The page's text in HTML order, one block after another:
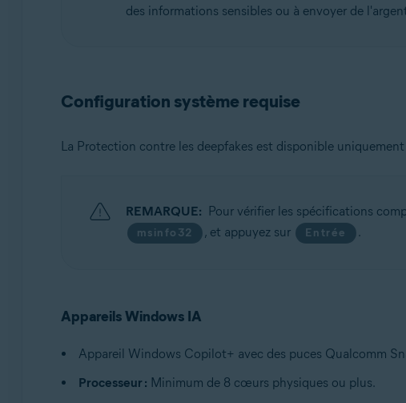
des informations sensibles ou à envoyer de
Configuration système requise
La Protection contre les deepfakes est disponible uniquement
REMARQUE: Pour vérifier les spécifications
msinfo32 , et appuyez sur Entrée .
Appareils Windows IA
Appareil Windows Copilot+ avec des puces Qualcomm
Processeur : Minimum de 8 cœurs physiques ou plus.